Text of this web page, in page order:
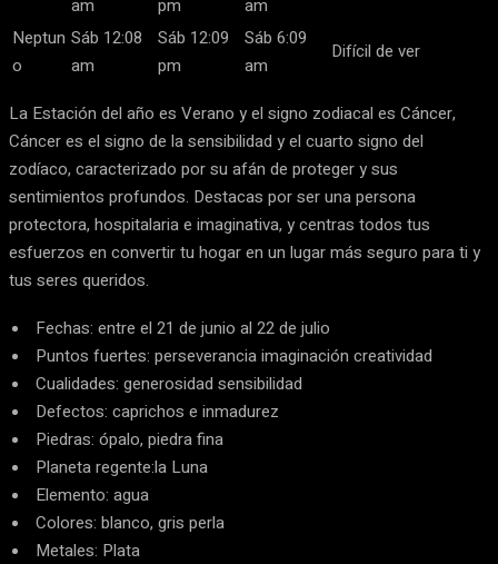
am pm am
Neptun
o
Sáb 12:08
am
Sáb 12:09
pm
Sáb 6:09
am
Difícil de ver
La Estación del año es Verano y el signo zodiacal es Cáncer,
Cáncer es el signo de la sensibilidad y el cuarto signo del
zodíaco, caracterizado por su afán de proteger y sus
sentimientos profundos. Destacas por ser una persona
protectora, hospitalaria e imaginativa, y centras todos tus
esfuerzos en convertir tu hogar en un lugar más seguro para ti y
tus seres queridos.
Fechas: entre el 21 de junio al 22 de julio
Puntos fuertes: perseverancia imaginación creatividad
Cualidades: generosidad sensibilidad
Defectos: caprichos e inmadurez
Piedras: ópalo, piedra fina
Planeta regente:la Luna
Elemento: agua
Colores: blanco, gris perla
Metales: Plata